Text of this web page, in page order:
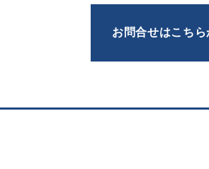
お問合せはこちら